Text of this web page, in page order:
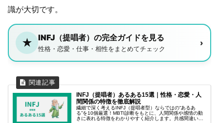
識が大切です。
★ INFJ（提唱者）の完全ガイドを見る
性格・恋愛・仕事・相性をまとめてチェック
›
INFJ（提唱者）あるある15選｜性格・恋愛・人
間関係の特徴を徹底解説
繊細で深く考えるINFJ（提唱者型）ならではの“あるあ
る”を10個厳選！MBTI診断をもとに、人間関係や感情の動
きに表れる特徴をわかりやすく紹介します。共感間違いな